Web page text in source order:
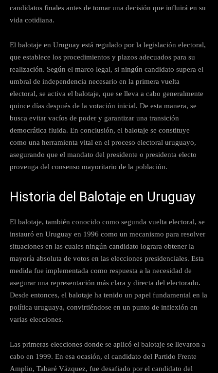
candidatos finales antes de tomar una decisión que influirá en su
vida cotidiana.
El balotaje en Uruguay está regulado por la legislación electoral,
que establece los procedimientos y plazos adecuados para su
realización. Según el marco legal, si ningún candidato supera el
umbral de independencia necesario en la primera vuelta
electoral, se activa el balotaje, que se lleva a cabo generalmente
quince días después de la votación inicial. De esta manera, se
busca evitar vacíos de poder y garantizar una transición
democrática fluida. En conclusión, el balotaje se constituye
como una herramienta vital en el proceso electoral uruguayo,
asegurando que el mandato del presidente o presidenta electo
provenga del consenso mayoritario de la población.
Historia del Balotaje en Uruguay
El balotaje, también conocido como segunda vuelta electoral, se
instauró en Uruguay en 1996 como un mecanismo para resolver
situaciones en las cuales ningún candidato lograra obtener la
mayoría absoluta de votos en las elecciones presidenciales. Esta
medida fue implementada como respuesta a la necesidad de
asegurar una representación más clara y directa del electorado.
Desde entonces, el balotaje ha tenido un papel fundamental en la
política uruguaya, convirtiéndose en un punto de inflexión en
varias elecciones.
Las primeras elecciones donde se aplicó el balotaje se llevaron a
cabo en 1999. En esa ocasión, el candidato del Partido Frente
Amplio, Tabaré Vázquez, fue desafiado por el candidato del